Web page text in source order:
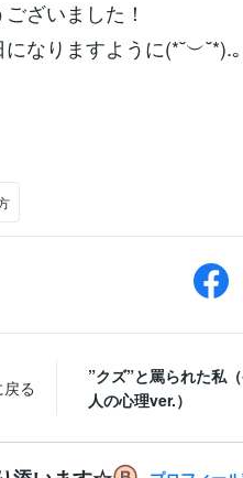
ざいました！
なりますように
る
”クズ”と罵られた私
人の心理ver.）